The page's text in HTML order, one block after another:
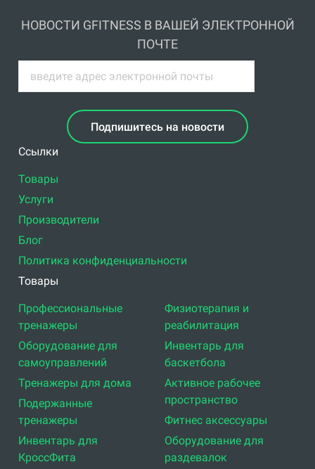
НОВОСТИ GFITNESS В ВАШЕЙ ЭЛЕКТРОННОЙ
ПОЧТЕ
Подпишитесь на новости
Ссылки
Товары
Услуги
Производители
Блог
Политика конфиденциальности
Товары
Профессиональные
тренажеры
Оборудование для
самоуправлений
Тренажеры для дома
Подержанные
тренажеры
Инвентарь для
КроссФита
Физиотерапия и
реабилитация
Инвентарь для
баскетбола
Активное рабочее
пространство
Фитнес аксессуары
Оборудование для
раздевалок